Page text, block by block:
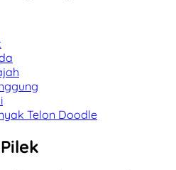
Telon Doodle